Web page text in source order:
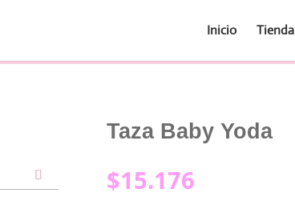
Inicio Tienda
Taza Baby Yoda
$15.176